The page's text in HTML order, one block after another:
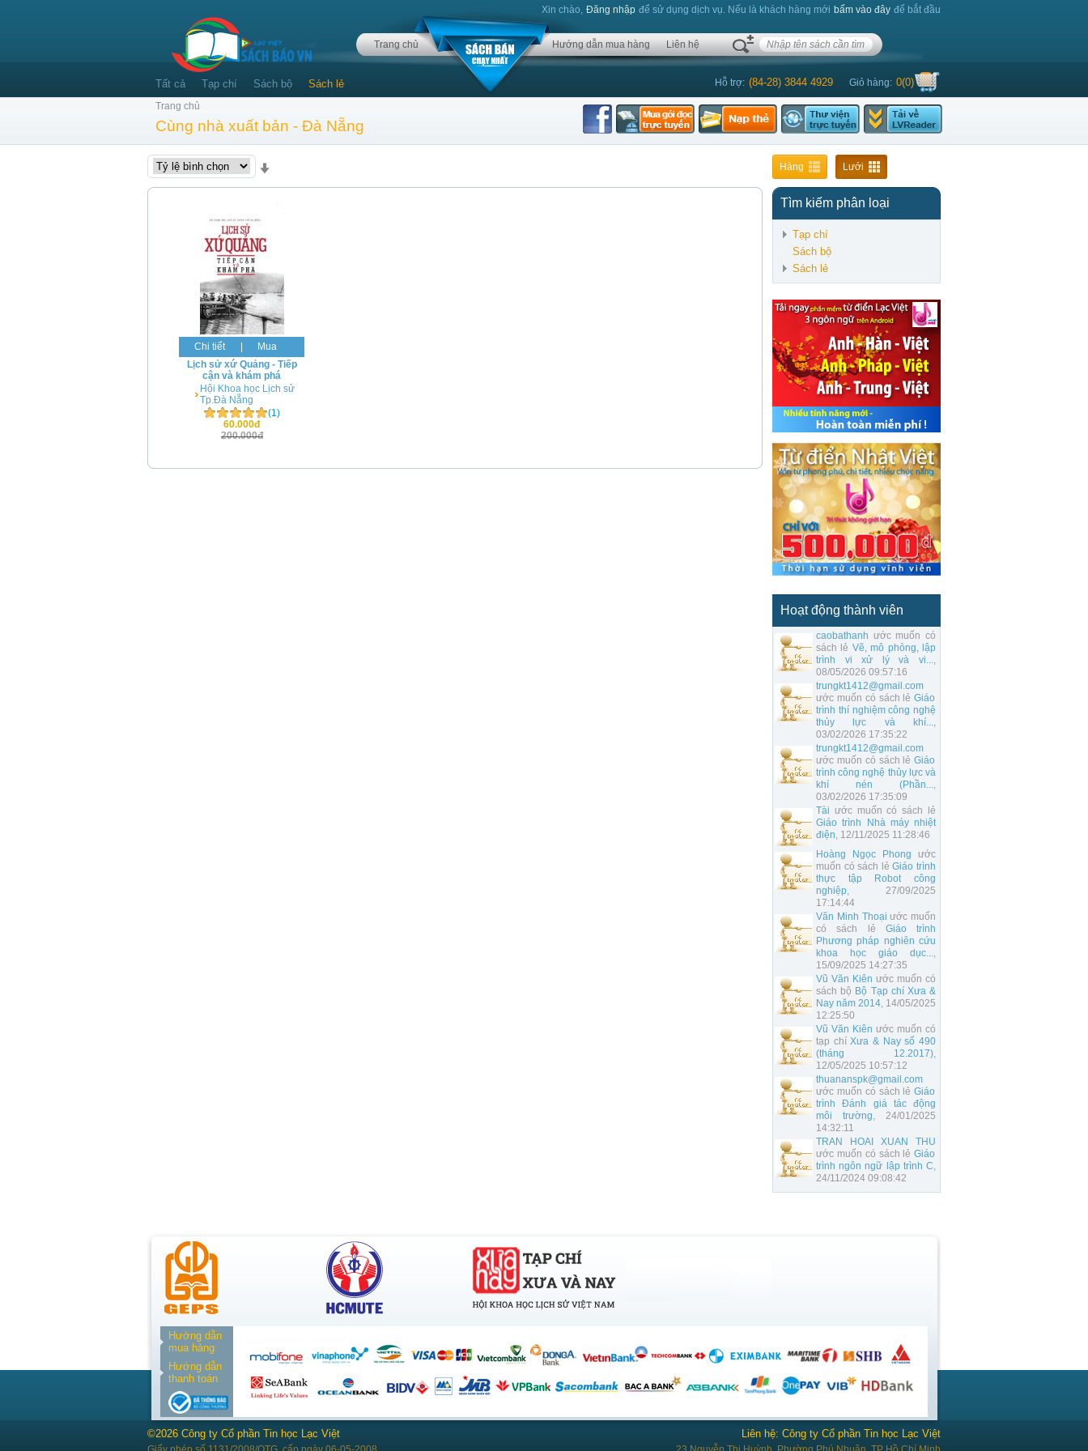
Xin chào, Đăng nhập để sử dụng dịch vụ. Nếu là khách hàng mới bấm vào đây để bắt đầu
Trang chủ Hướng dẫn mua hàng Liên hệ
Hỗ trợ: (84-28) 3844 4929 Giỏ hàng: 0(0)
Tất cả Tạp chí Sách bộ Sách lẻ
Trang chủ
Cùng nhà xuất bản - Đà Nẵng
Hàng Lưới
Tìm kiếm phân loại
Tạp chí
Sách bộ
Sách lẻ
Hoạt động thành viên
caobathanh ước muốn có
sách lẻ Vẽ, mô phỏng, lập
trình vi xử lý và vi...,
08/05/2026 09:57:16
trungkt1412@gmail.com
ước muốn có sách lẻGiáo
trình thí nghiệm công nghệ
thủy lực và khí...,
03/02/2026 17:35:22
trungkt1412@gmail.com
ước muốn có sách lẻGiáo
trình công nghệ thủy lực và
khí nén (Phần...,
03/02/2026 17:35:09
Tài ước muốn có sách lẻ
Giáo trình Nhà máy nhiệt
điện, 12/11/2025 11:28:46
Hoàng Ngọc Phong ước
muốn có sách lẻGiáo trình
thực tập Robot công
nghiệp, 27/09/2025
17:14:44
Văn Minh Thoại ước muốn
có sách lẻ Giáo trình
Phương pháp nghiên cứu
khoa học giáo dục...,
15/09/2025 14:27:35
Vũ Văn Kiên ước muốn có
sách bộ Bộ Tạp chí Xưa &
Nay năm 2014, 14/05/2025
12:25:50
Vũ Văn Kiên ước muốn có
tạp chíXưa & Nay số 490
(tháng 12.2017),
12/05/2025 10:57:12
thuananspk@gmail.com
ước muốn có sách lẻGiáo
trình Đánh giá tác động
môi trường, 24/01/2025
14:32:11
TRAN HOAI XUAN THU
ước muốn có sách lẻGiáo
trình ngôn ngữ lập trình C,
24/11/2024 09:08:42
Chi tiết
Mua
Lịch sử xứ Quảng - Tiếp
cận và khám phá
Hội Khoa học Lịch sử
Tp.Đà Nẵng
(1)
60.000đ
200.000đ
Hướng dẫn
mua hàng
Hướng dẫn
thanh toán
Liên hệ: Công ty Cổ phần Tin học Lạc Việt
©2026 Công ty Cổ phần Tin học Lạc Việt